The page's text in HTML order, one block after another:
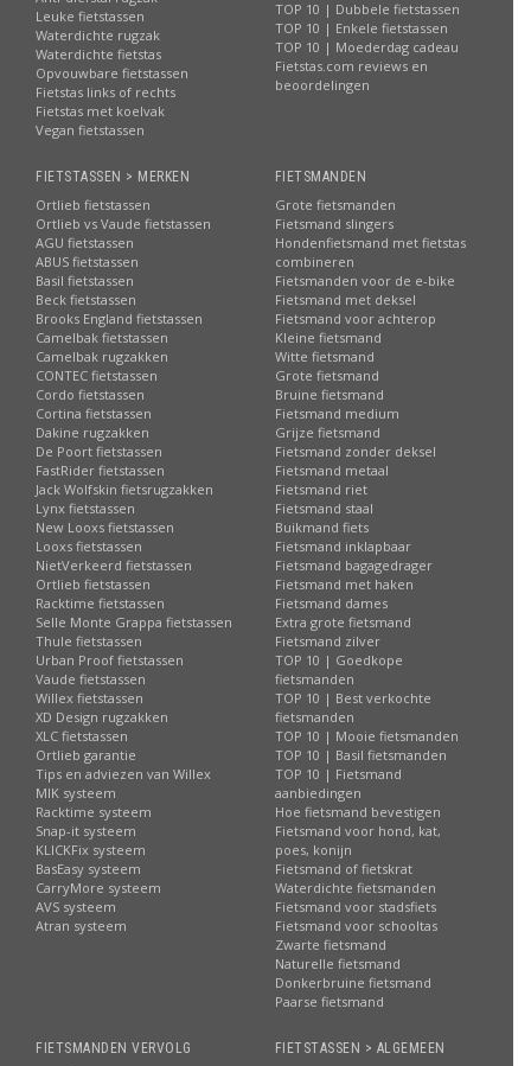
Leuke fietstassen
Waterdichte rugzak
Waterdichte fietstas
Opvouwbare fietstassen
Fietstas links of rechts
Fietstas met koelvak
Vegan fietstassen
TOP 10 | Dubbele fietstassen
TOP 10 | Enkele fietstassen
TOP 10 | Moederdag cadeau
Fietstas.com reviews en
beoordelingen
FIETSTASSEN > MERKEN
Ortlieb fietstassen
Ortlieb vs Vaude fietstassen
AGU fietstassen
ABUS fietstassen
Basil fietstassen
Beck fietstassen
Brooks England fietstassen
Camelbak fietstassen
Camelbak rugzakken
CONTEC fietstassen
Cordo fietstassen
Cortina fietstassen
Dakine rugzakken
De Poort fietstassen
FastRider fietstassen
Jack Wolfskin fietsrugzakken
Lynx fietstassen
New Looxs fietstassen
Looxs fietstassen
NietVerkeerd fietstassen
Ortlieb fietstassen
Racktime fietstassen
Selle Monte Grappa fietstassen
Thule fietstassen
Urban Proof fietstassen
Vaude fietstassen
Willex fietstassen
XD Design rugzakken
XLC fietstassen
Ortlieb garantie
Tips en adviezen van Willex
MIK systeem
Racktime systeem
Snap-it systeem
KLICKFix systeem
BasEasy systeem
CarryMore systeem
AVS systeem
Atran systeem
FIETSMANDEN
Grote fietsmanden
Fietsmand slingers
Hondenfietsmand met fietstas
combineren
Fietsmanden voor de e-bike
Fietsmand met deksel
Fietsmand voor achterop
Kleine fietsmand
Witte fietsmand
Grote fietsmand
Bruine fietsmand
Fietsmand medium
Grijze fietsmand
Fietsmand zonder deksel
Fietsmand metaal
Fietsmand riet
Fietsmand staal
Buikmand fiets
Fietsmand inklapbaar
Fietsmand bagagedrager
Fietsmand met haken
Fietsmand dames
Extra grote fietsmand
Fietsmand zilver
TOP 10 | Goedkope
fietsmanden
TOP 10 | Best verkochte
fietsmanden
TOP 10 | Mooie fietsmanden
TOP 10 | Basil fietsmanden
TOP 10 | Fietsmand
aanbiedingen
Hoe fietsmand bevestigen
Fietsmand voor hond, kat,
poes, konijn
Fietsmand of fietskrat
Waterdichte fietsmanden
Fietsmand voor stadsfiets
Fietsmand voor schooltas
Zwarte fietsmand
Naturelle fietsmand
Donkerbruine fietsmand
Paarse fietsmand
FIETSMANDEN VERVOLG FIETSTASSEN > ALGEMEEN